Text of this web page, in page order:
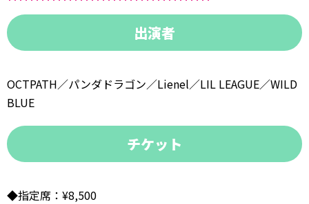
出演者
OCTPATH／パンダドラゴン／Lienel／LIL LEAGUE／WILD
BLUE
チケット
◆指定席：¥8,500